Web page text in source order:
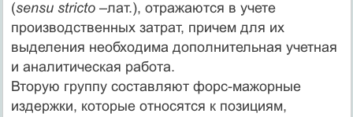
(sensu stricto–лат.), отражаются в учете
производственных затрат, причем для их
выделения необходима дополнительная учетная
и аналитическая работа.
Вторую группу составляют форс-мажорные
издержки, которые относятся к позициям,